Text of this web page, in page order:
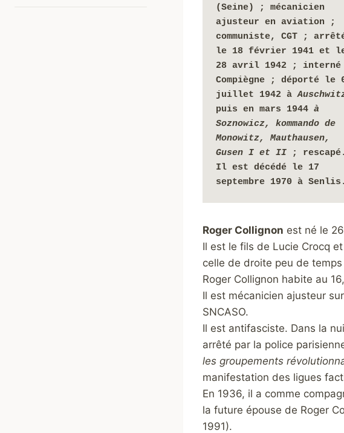
(Seine) ; mécanicien
ajusteur en aviation ;
communiste, CGT ;
le 18 février 1941 et
28 avril 1942 ; interné
Compiègne ;
déporté le
juillet 1942 à
puis en mars 1944
Soznowicz, kommando de
Monowitz, Mauthausen,
Gusen I et II ; rescapé.
Il est décédé le 17
septembre 1970 à
Roger Collignon est né le
Il est le fils de Lucie Crocq
celle de droite peu de
Roger Collignon habite au
Il est mécanicien ajusteur
SNCASO.
Il est antifasciste. Dans la
arrêté par la police
les groupements
manifestation des ligues
En 1936, il a comme
la future épouse de Roger
1991).